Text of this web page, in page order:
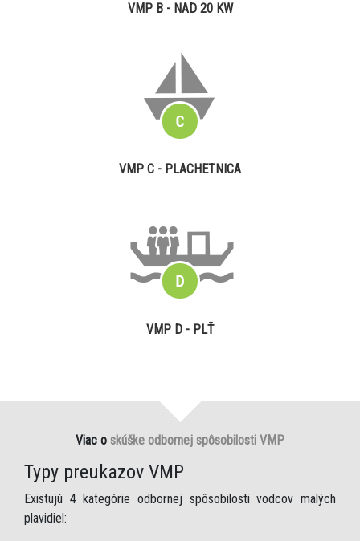
VMP B - NAD 20 KW
VMP C - PLACHETNICA
VMP D - PLŤ
Viac o skúške odbornej spôsobilosti VMP
Typy preukazov VMP
Existujú 4 kategórie odbornej spôsobilosti vodcov malých
plavidiel: